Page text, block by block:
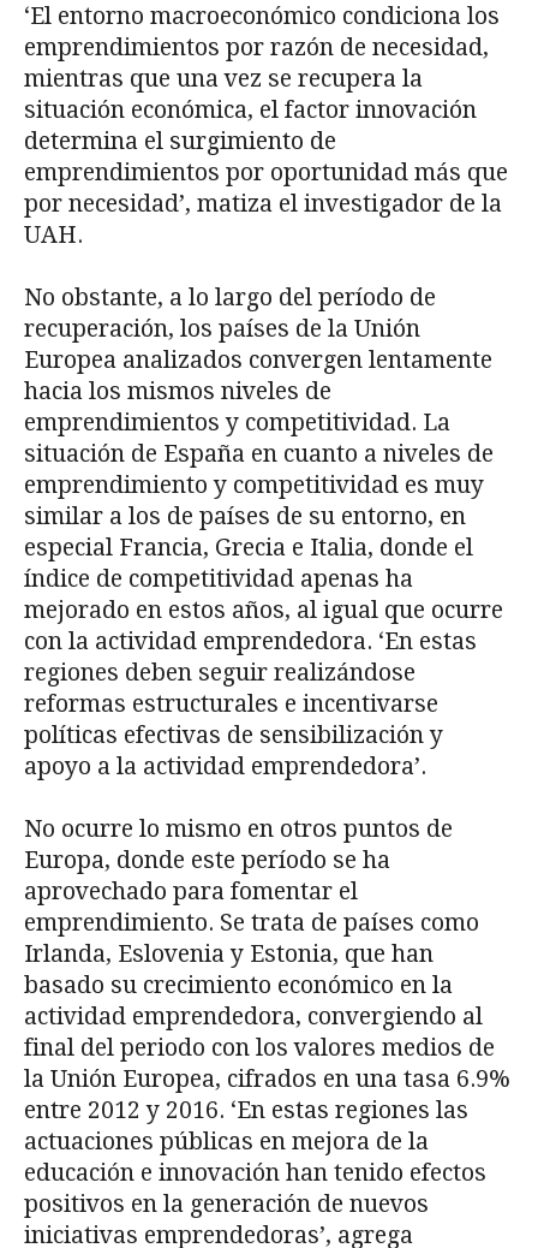
‘El entorno macroeconómico condiciona los
emprendimientos por razón de necesidad,
mientras que una vez se recupera la
situación económica, el factor innovación
determina el surgimiento de
emprendimientos por oportunidad más que
por necesidad’, matiza el investigador de la
UAH.
No obstante, a lo largo del período de
recuperación, los países de la Unión
Europea analizados convergen lentamente
hacia los mismos niveles de
emprendimientos y competitividad. La
situación de España en cuanto a niveles de
emprendimiento y competitividad es muy
similar a los de países de su entorno, en
especial Francia, Grecia e Italia, donde el
índice de competitividad apenas ha
mejorado en estos años, al igual que ocurre
con la actividad emprendedora. ‘En estas
regiones deben seguir realizándose
reformas estructurales e incentivarse
políticas efectivas de sensibilización y
apoyo a la actividad emprendedora’.
No ocurre lo mismo en otros puntos de
Europa, donde este período se ha
aprovechado para fomentar el
emprendimiento. Se trata de países como
Irlanda, Eslovenia y Estonia, que han
basado su crecimiento económico en la
actividad emprendedora, convergiendo al
final del periodo con los valores medios de
la Unión Europea, cifrados en una tasa 6.9%
entre 2012 y 2016. ‘En estas regiones las
actuaciones públicas en mejora de la
educación e innovación han tenido efectos
positivos en la generación de nuevos
iniciativas emprendedoras’, agrega